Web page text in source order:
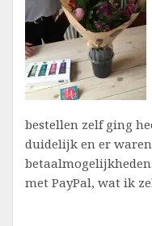
bestellen zelf ging
duidelijk en er
met PayPal, wat ik